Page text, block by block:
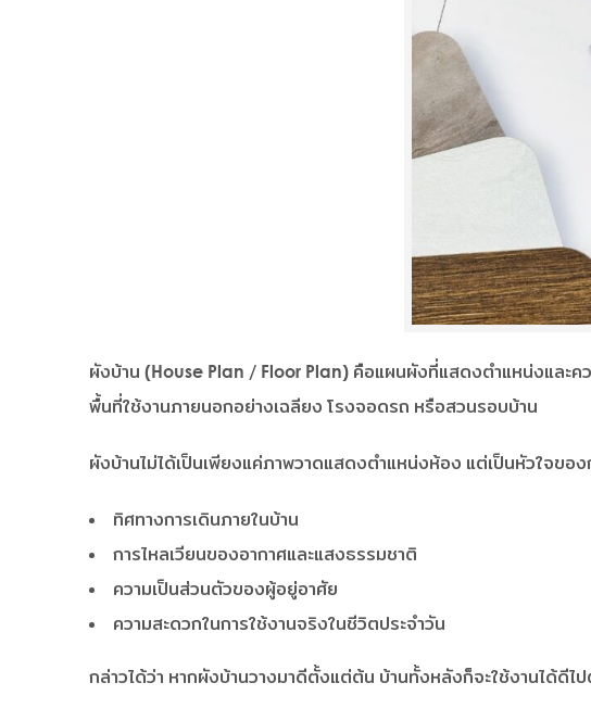
ผังบ้าน (House Plan / Floor Plan) คือแผนผังที่แสดงตำแหน่งและ
พื้นที่ใช้งานภายนอกอย่างเฉลียง โรงจอดรถ หรือสวนรอบบ้าน
ผังบ้านไม่ได้เป็นเพียงแค่ภาพวาดแสดงตำแหน่งห้อง แต่เป็นหัวใจของ
ทิศทางการเดินภายในบ้าน
การไหลเวียนของอากาศและแสงธรรมชาติ
ความเป็นส่วนตัวของผู้อยู่อาศัย
ความสะดวกในการใช้งานจริงในชีวิตประจำวัน
กล่าวได้ว่า หากผังบ้านวางมาดีตั้งแต่ต้น บ้านทั้งหลังก็จะใช้งานได้ดีไ